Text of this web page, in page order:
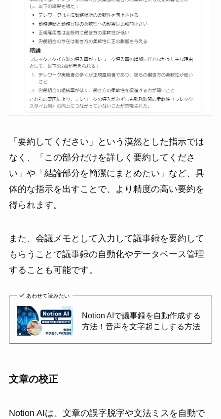
「要約してください」という漠然とした指示では
なく、「この部分だけを詳しく要約してくださ
い」や「結論部分を簡潔にまとめたい」など、具
体的な指示を出すことで、より精度の高い要約を
得られます。
また、会議メモとして入力して議事録を要約して
もらうことで議事録の自動化やデータベース管理
することも可能です。
あわせて読みたい
Notion AIで議事録を自動作成する
方法！音声を文字起こしする方法
文章の校正
Notion AIは、文章の誤字脱字や文法ミスを自動で